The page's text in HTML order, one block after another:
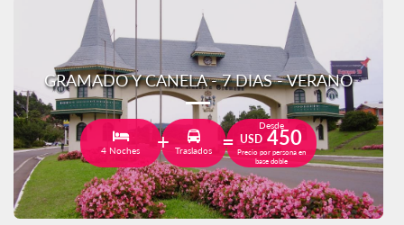
GRAMADO Y CANELA - 7 DIAS - VERANO
4 Noches Traslados
Desde
USD 450
Precio por persona en
base doble